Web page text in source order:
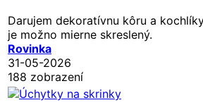
Darujem dekoratívnu kôru a
je možno mierne skreslený.
Rovinka
31-05-2026
188 zobrazení